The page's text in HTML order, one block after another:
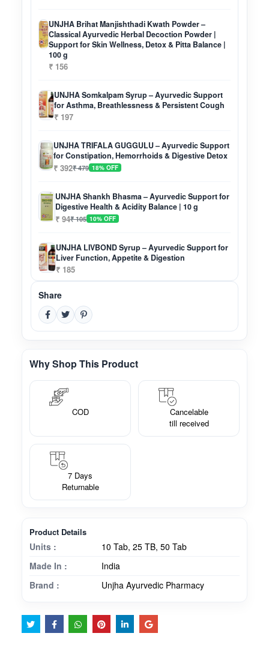
UNJHA Brihat Manjishthadi Kwath Powder –
Classical Ayurvedic Herbal Decoction Powder |
Support for Skin Wellness, Detox & Pitta Balance |
100 g
₹ 156
UNJHA Somkalpam Syrup – Ayurvedic Support
for Asthma, Breathlessness & Persistent Cough
₹ 197
UNJHA TRIFALA GUGGULU – Ayurvedic Support
for Constipation, Hemorrhoids & Digestive Detox
₹ 392₹ 479 18% OFF
UNJHA Shankh Bhasma – Ayurvedic Support for
Digestive Health & Acidity Balance | 10 g
₹ 94₹ 105 10% OFF
UNJHA LIVBOND Syrup – Ayurvedic Support for
Liver Function, Appetite & Digestion
₹ 185
Share
Why Shop This Product
COD
Cancelable
till received
7 Days
Returnable
Product Details
Units :
10 Tab, 25 TB, 50 Tab
Made In :
India
Brand :
Unjha Ayurvedic Pharmacy